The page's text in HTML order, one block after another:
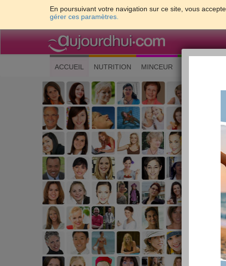
En poursuivant votre navigation sur ce site, vous
gérer ces paramètres.
ACCUEIL (current)
NUTRITION MINCEUR
Les